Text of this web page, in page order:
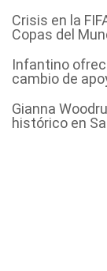
Crisis en la
Copas del
Infantino
cambio de
Gianna
histórico en